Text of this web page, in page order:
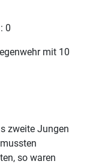
0
mit 10
zweite Jungen
so waren